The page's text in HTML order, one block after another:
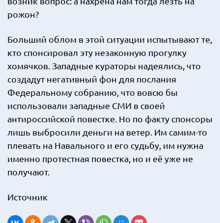
рожон?
Больший облом в этой ситуации испытывают те,
кто спонсировал эту незаконную прогулку
хомячков. Западные кураторы надеялись, что
создадут негативный фон для послания
Федеральному собранию, что вовсю бы
использовали западные СМИ в своей
антироссийской повестке. Но по факту спонсоры
лишь выбросили деньги на ветер. Им самим-то
плевать на Навального и его судьбу, им нужна
именно протестная повестка, но и её уже не
получают.
Источник